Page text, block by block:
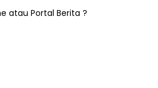
atau Portal Berita ?